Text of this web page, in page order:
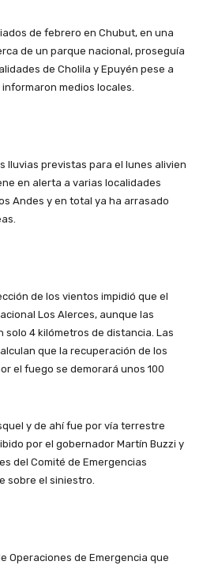
de febrero en Chubut, en una
de un parque nacional, proseguía
de Cholila y Epuyén pese a
medios locales.
lluvias previstas para el lunes alivien
en alerta a varias localidades
Andes y en total ya ha arrasado
de los vientos impidió que el
Los Alerces, aunque las
solo 4 kilómetros de distancia. Las
que la recuperación de los
el fuego se demorará unos 100
y de ahí fue por vía terrestre
por el gobernador Martín Buzzi y
del Comité de Emergencias
sobre el siniestro.
Operaciones de Emergencia que